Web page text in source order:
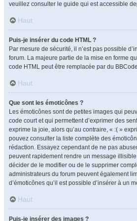
veuillez consulter le guide qui est accessible
Haut
Puis-je insérer du code HTML ?
Par mesure de sécurité, il n’est pas possible
forum. La majeure partie de la mise en forme
code HTML peut être remplacée par du
Haut
Que sont les émoticônes ?
Les émoticônes sont de petites images qui
code court et qui permettent d’exprimer des
exprime la joie, alors qu’au contraire, « :( »
pouvez consulter la liste complète des
rédaction. Essayez cependant de ne pas
peuvent rapidement rendre un message
décider de le modifier ou de le supprimer
administrateurs du forum peuvent également
d’émoticônes qu’il est possible d’insérer à un
Haut
Puis-je insérer des images ?